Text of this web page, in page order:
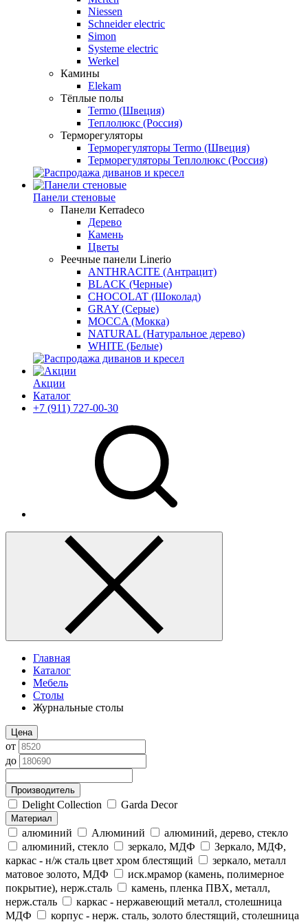
Niessen
Schneider electric
Simon
Systeme electric
Werkel
Камины
Elekam
Тёплые полы
Termo (Швеция)
Теплолюкс (Россия)
Терморегуляторы
Терморегуляторы Termo (Швеция)
Терморегуляторы Теплолюкс (Россия)
Панели стеновые
Панели Kerradeco
Дерево
Камень
Цветы
Реечные панели Linerio
ANTHRACITE (Антрацит)
BLACK (Черные)
CHOCOLAT (Шоколад)
GRAY (Серые)
MOCCA (Мокка)
NATURAL (Натуральное дерево)
WHITE (Белые)
Акции
Каталог
+7 (911) 727-00-30
Главная
Каталог
Мебель
Столы
Журнальные столы
Цена
от
до
Производитель
Delight Collection Garda Decor
Материал
алюминий Алюминий
алюминий, дерево, стекло
алюминий, стекло
зеркало, МДФ
Зеркало, МДФ,
каркас - н/ж сталь цвет хром блестящий
зеркало, металл
матовое золото, МДФ
иск.мрамор (камень, полимерное
покрытие), нерж.сталь
камень, пленка ПВХ, металл,
нерж.сталь
каркас - нержавеющий металл, столешница
МДФ
корпус - нерж. сталь, золото блестящий, столешница